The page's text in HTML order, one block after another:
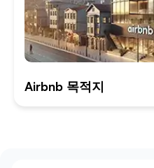
Airbnb 목적지